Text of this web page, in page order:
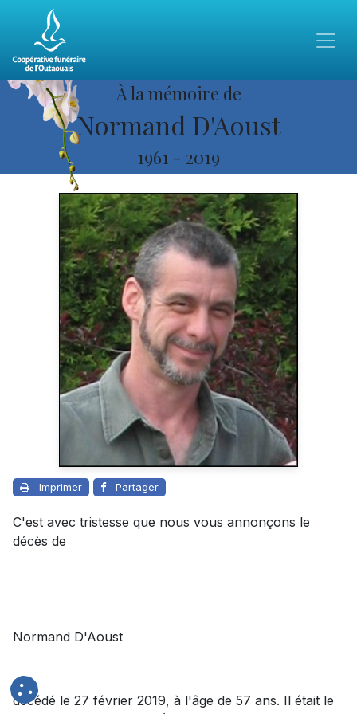
À la mémoire de
Normand D'Aoust
1961 - 2019
Imprimer Partager
C'est avec tristesse que nous vous annonçons le
décès de
Normand D'Aoust
décédé le 27 février 2019, à l'âge de 57 ans. Il était le